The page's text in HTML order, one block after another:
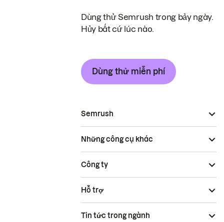
Dùng thử Semrush trong bảy ngày.
Hủy bất cứ lúc nào.
Dùng thử miễn phí
Semrush
Những công cụ khác
Công ty
Hỗ trợ
Tin tức trong ngành